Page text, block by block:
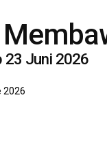
23 Juni 2026
2026